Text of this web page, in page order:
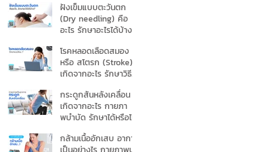
ฝังเข็มแบบตะวันตก
(Dry needling) คือ
อะไร รักษาอะไรได้บ้าง
โรคหลอดเลือดสมอง
หรือ สโตรก (Stroke)
เกิดจากอะไร รักษาวิธี
กระดูกสันหลังเคลื่อน
เกิดจากอะไร กายภา
พบําบัด รักษาได้หรือไม่
กล้ามเนื้ออักเสบ อาการ